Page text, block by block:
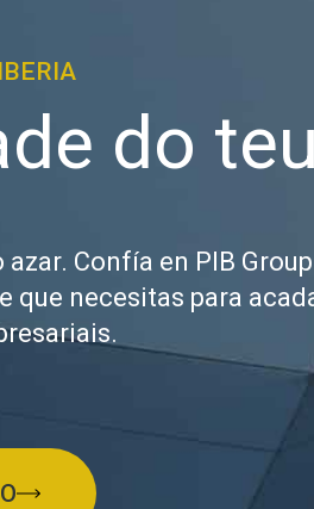
do
Confía en PIB
que necesitas para